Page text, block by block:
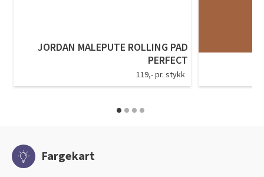
JORDAN MALEPUTE ROLLING PAD
PERFECT
119,- pr. stykk
Fargekart